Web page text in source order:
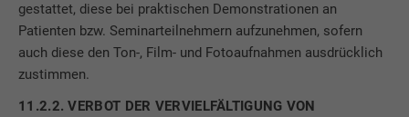
gestattet, diese bei praktischen Demonstrationen an
Patienten bzw. Seminarteilnehmern aufzunehmen, sofern
auch diese den Ton-, Film- und Fotoaufnahmen ausdrücklich
zustimmen.
11.2.2. VERBOT DER VERVIELFÄLTIGUNG VON